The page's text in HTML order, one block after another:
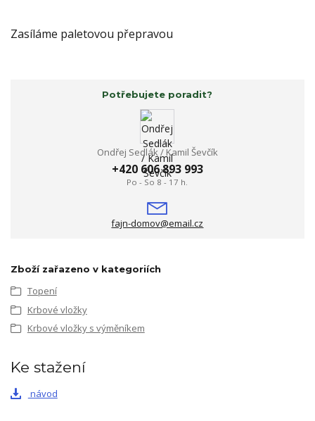
Zasíláme paletovou přepravou
Potřebujete poradit?
Ondřej Sedlák / Kamil Ševčík
+420 606 893 993
Po - So 8 - 17 h.
fajn-domov@email.cz
Zboží zařazeno v kategoriích
Topení
Krbové vložky
Krbové vložky s výměníkem
Ke stažení
návod